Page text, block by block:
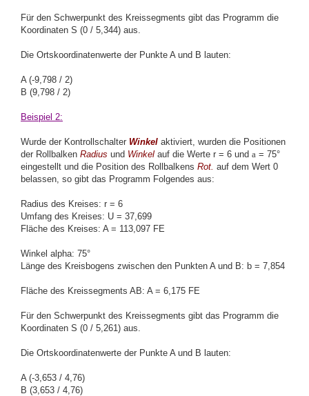
Für den Schwerpunkt des Kreissegments gibt das Programm die
Koordinaten S (0 / 5,344) aus.
Die Ortskoordinatenwerte der Punkte A und B lauten:
A (-9,798 / 2)
B (9,798 / 2)
Beispiel 2:
Wurde der Kontrollschalter Winkel aktiviert, wurden die Positionen
der Rollbalken Radius und Winkel auf die Werte r = 6 und a = 75°
eingestellt und die Position des Rollbalkens Rot. auf dem Wert 0
belassen, so gibt das Programm Folgendes aus:
Radius des Kreises: r = 6
Umfang des Kreises: U = 37,699
Fläche des Kreises: A = 113,097 FE
Winkel alpha: 75°
Länge des Kreisbogens zwischen den Punkten A und B: b = 7,854
Fläche des Kreissegments AB: A = 6,175 FE
Für den Schwerpunkt des Kreissegments gibt das Programm die
Koordinaten S (0 / 5,261) aus.
Die Ortskoordinatenwerte der Punkte A und B lauten:
A (-3,653 / 4,76)
B (3,653 / 4,76)